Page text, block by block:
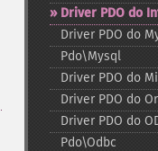
Driver PDO do
Driver PDO do
Pdo\Mysql
Driver PDO do
Driver PDO do
Driver PDO do
Pdo\Odbc